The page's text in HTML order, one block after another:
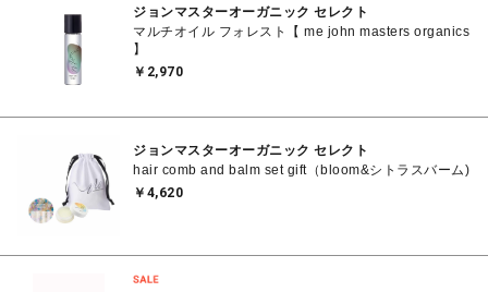
ジョンマスターオーガニック セレクト
マルチオイル フォレスト【 me john masters organics
】
￥2,970
ジョンマスターオーガニック セレクト
hair comb and balm set gift（bloom&シトラスバーム)
￥4,620